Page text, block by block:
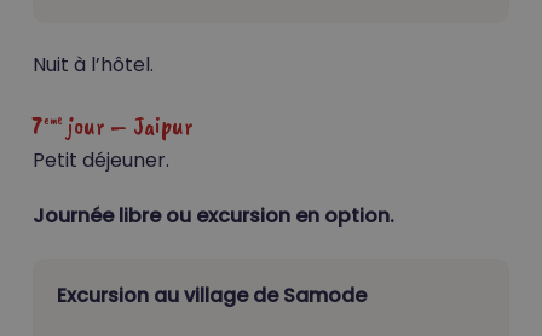
Nuit à l’hôtel.
7emejour – Jaipur
Petit déjeuner.
Journée libre ou excursion en option.
Excursion au village de Samode